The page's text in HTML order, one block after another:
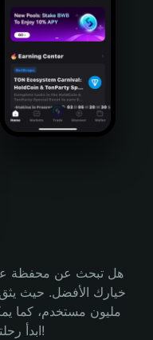
هل تبحث عن محفظة
على محفظة Bitget Wallet. ابدأ رحلتك الآن!